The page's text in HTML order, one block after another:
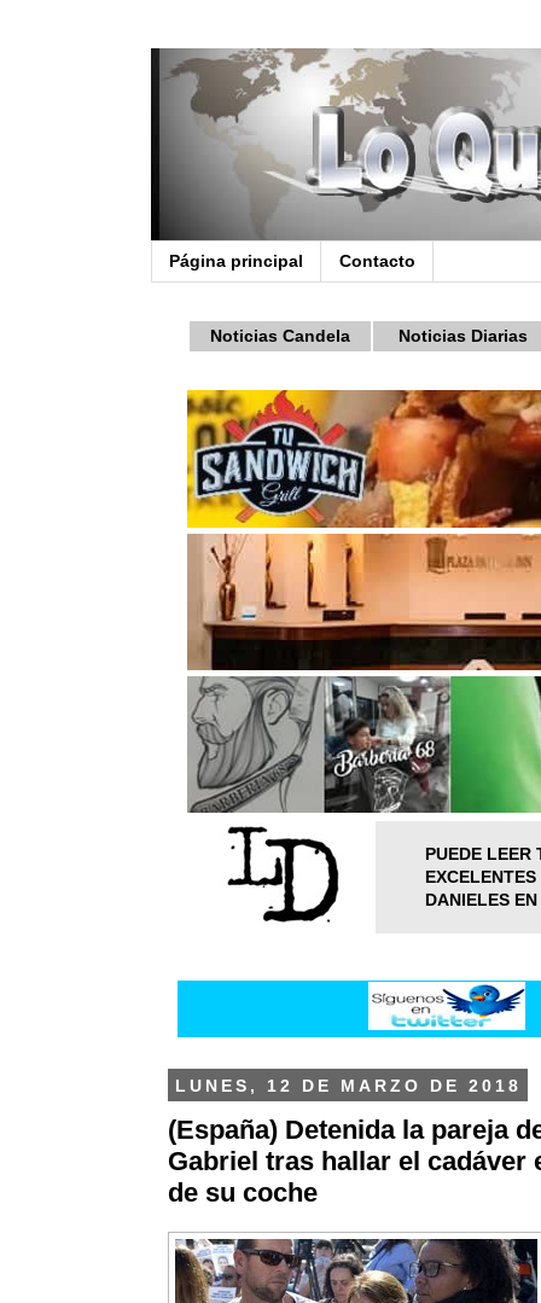
Página principal Contacto
Noticias Candela Noticias Diarias
PUEDE LEER
DANIELES
LUNES, 12 DE MARZO DE 2018
(España) Detenida la pareja
Gabriel tras hallar el cadáver
de su coche